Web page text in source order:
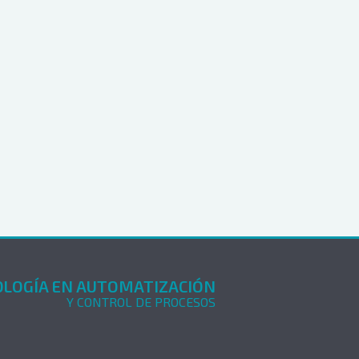
EN AUTOMATIZACIÓN
Y CONTROL DE PROCESOS